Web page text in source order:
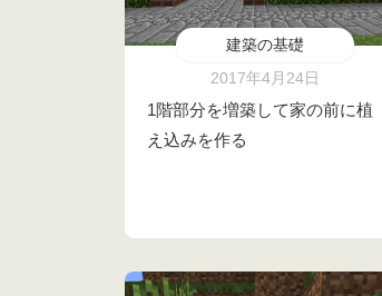
建築の基礎
2017年4月24日
1階部分を増築して家の前に植
え込みを作る